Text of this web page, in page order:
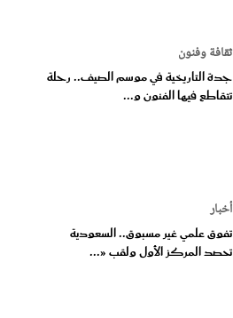
ثقافة وفنون
جدة التاريخية في موسم الصيف.. رحلة
تتقاطع فيها الفنون و...
أخبار
تفوق علمي غير مسبوق.. السعودية
تحصد المركز الأول ولقب «...